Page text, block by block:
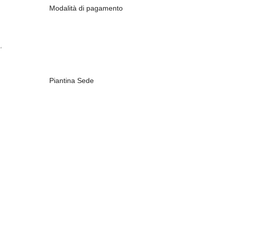
Modalità di pagamento
Piantina Sede